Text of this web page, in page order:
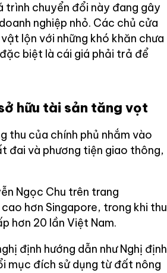
trình chuyển đổi này đang gây
nghiệp nhỏ. Các chủ cửa
lộn với những khó khăn chưa
biệt là cái giá phải trả để
hữu tài sản tăng vọt
thu của chính phủ nhắm vào
đai và phương tiện giao thông,
Ngọc Chu trên trang
hơn Singapore, trong khi thu
hơn 20 lần Việt Nam.
định hướng dẫn như Nghị định
mục đích sử dụng từ đất nông